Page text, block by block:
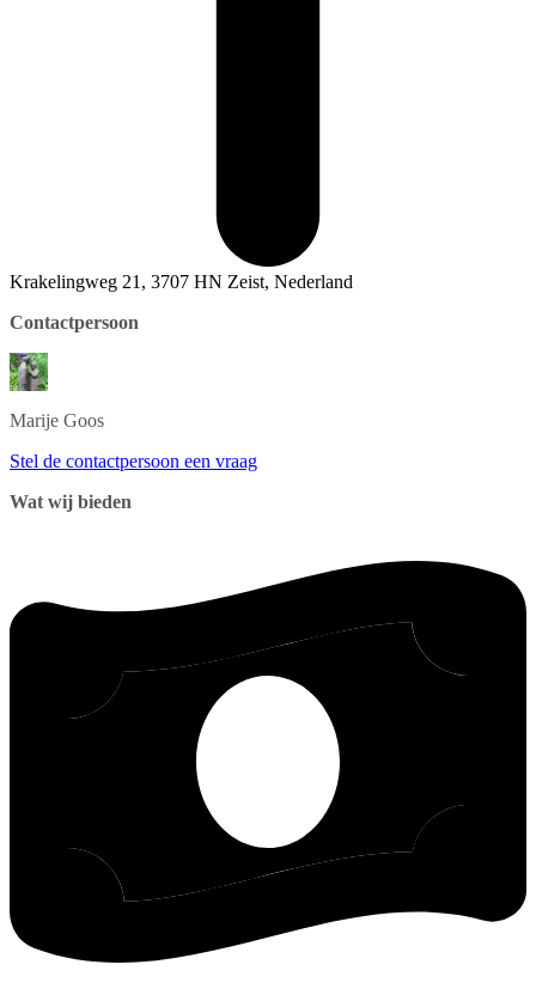
Krakelingweg 21, 3707 HN Zeist, Nederland
Contactpersoon
Marije Goos
Stel de contactpersoon een vraag
Wat wij bieden